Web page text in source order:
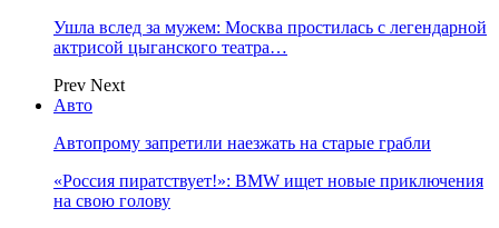
Ушла вслед за мужем: Москва простилась с легендарной
актрисой цыганского театра…
Prev Next
Авто
Автопрому запретили наезжать на старые грабли
«Россия пиратствует!»: BMW ищет новые приключения
на свою голову